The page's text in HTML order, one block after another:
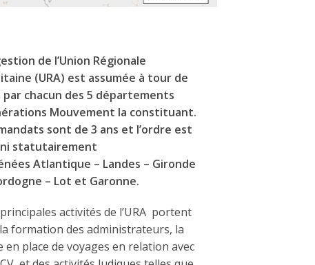
de l’Union Régionale
(URA) est assumée à tour de
par chacun des 5 départements
Mouvement la constituant.
sont de 3 ans et l’ordre est
statutairement
Atlantique – Landes – Gironde
– Lot et Garonne.
activités de l’URA portent
formation des administrateurs, la
en place de voyages en relation avec